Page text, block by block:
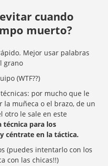
cuando
muerto?
Mejor usar palabras
grano
(WTF??)
por mucho que le
la muñeca o el brazo, de un
otro le sale en este
técnica para los
céntrate en la táctica.
(puedes intentarlo con los
con las chicas!!)